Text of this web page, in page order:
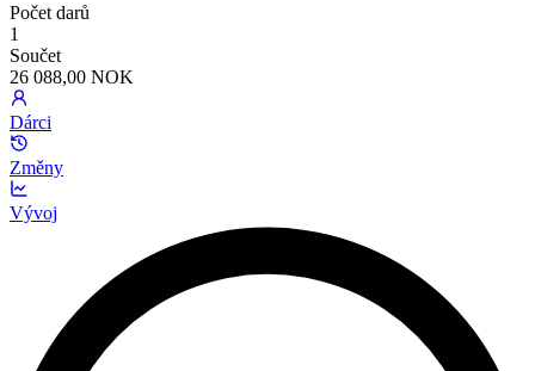
Počet darů
1
Součet
26 088,00 NOK
Dárci
Změny
Vývoj